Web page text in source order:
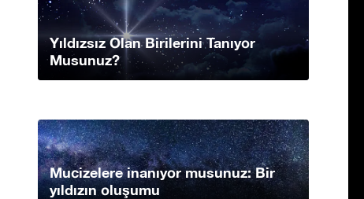
Yıldızsız Olan Birilerini Tanıyor
Musunuz?
Mucizelere inanıyor musunuz: Bir
yıldızın oluşumu